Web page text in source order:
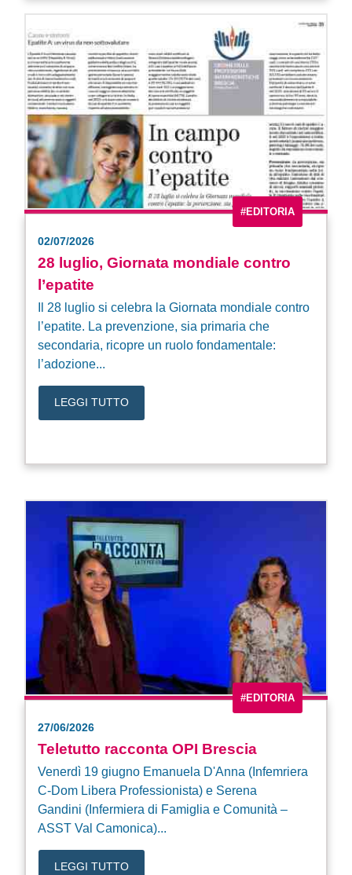
#EDITORIA
02/07/2026
28 luglio, Giornata mondiale contro
l’epatite
Il 28 luglio si celebra la Giornata mondiale contro
l’epatite. La prevenzione, sia primaria che
secondaria, ricopre un ruolo fondamentale:
l’adozione...
LEGGI TUTTO
#EDITORIA
27/06/2026
Teletutto racconta OPI Brescia
Venerdì 19 giugno Emanuela D'Anna (Infemriera
C-Dom Libera Professionista) e Serena
Gandini (Infermiera di Famiglia e Comunità –
ASST Val Camonica)...
LEGGI TUTTO